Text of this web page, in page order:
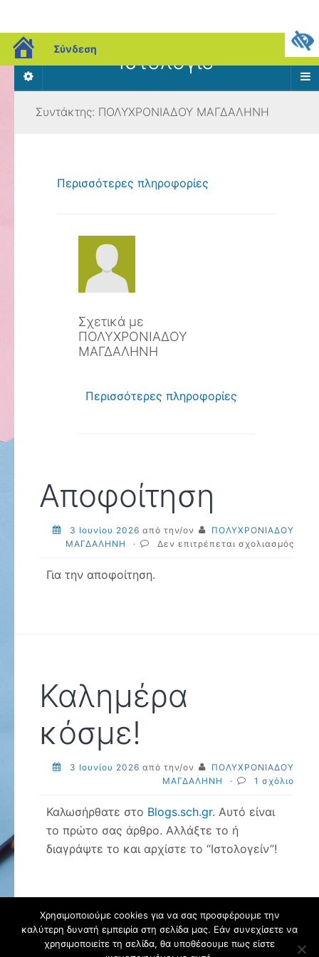
blogs.sch.gr
Σύνδεση Ιστολόγιο
Συντάκτης: ΠΟΛΥΧΡΟΝΙΑΔΟΥ ΜΑΓΔΑΛΗΝΗ
Περισσότερες πληροφορίες
Σχετικά με
ΠΟΛΥΧΡΟΝΙΑΔΟΥ
ΜΑΓΔΑΛΗΝΗ
Περισσότερες πληροφορίες
Αποφοίτηση
3 Ιουνίου 2026 από την/ον
ΠΟΛΥΧΡΟΝΙΑΔΟΥ
ΜΑΓΔΑΛΗΝΗ
· Δεν επιτρέπεται σχολιασμός
Για την αποφοίτηση.
Καλημέρα
κόσμε!
3 Ιουνίου 2026 από την/ον
ΠΟΛΥΧΡΟΝΙΑΔΟΥ
ΜΑΓΔΑΛΗΝΗ
· 1 σχόλιο
Καλωσήρθατε στο Blogs.sch.gr. Αυτό είναι
το πρώτο σας άρθρο. Αλλάξτε το ή
διαγράψτε το και αρχίστε το “Ιστολογείν”!
Φιλοξενείται στο https://blogs.sch.gr . Θέμα εμφάνισης Flat-sch.
Βασισμένο στο Flat
Χρησιμοποιούμε cookies για να σας προσφέρουμε την
καλύτερη δυνατή εμπειρία στη σελίδα μας. Εάν συνεχίσετε να
χρησιμοποιείτε τη σελίδα, θα υποθέσουμε πως είστε